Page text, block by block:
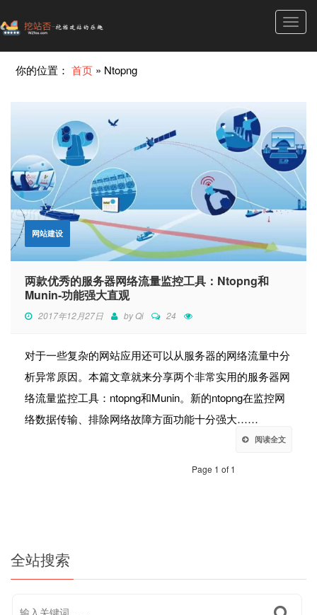
你的位置：首页 » Ntopng
网站建设
两款优秀的服务器网络流量监控工具：Ntopng和
Munin-功能强大直观
2017年12月27日 byQi 24
对于一些复杂的网站应用还可以从服务器的网络流量中分
析异常原因。本篇文章就来分享两个非常实用的服务器网
络流量监控工具：ntopng和Munin。新的ntopng在监控网
络数据传输、排除网络故障方面功能十分强大……
阅读全文
Page 1 of 1
全站搜索